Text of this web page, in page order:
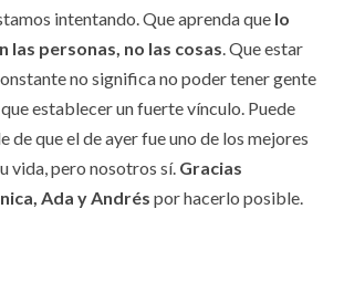
intentando. Que aprenda que lo
las personas, no las cosas. Que estar
no significa no poder tener gente
establecer un fuerte vínculo. Puede
de que el de ayer fue uno de los mejores
vida, pero nosotros sí. Gracias
Ada y Andrés por hacerlo posible.